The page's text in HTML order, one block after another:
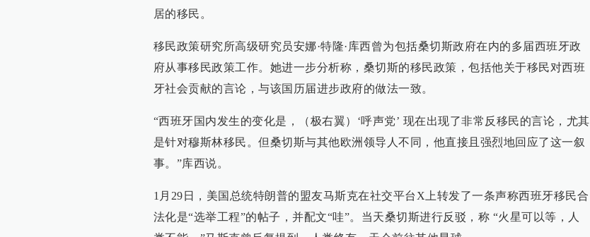
居的移民。
移民政策研究所高级研究员安娜·特隆·库西曾为包括桑切斯政府在内的多届西班牙政
府从事移民政策工作。她进一步分析称，桑切斯的移民政策，包括他关于移民对西班
牙社会贡献的言论，与该国历届进步政府的做法一致。
“西班牙国内发生的变化是，（极右翼）‘呼声党’ 现在出现了非常反移民的言论，尤其
是针对穆斯林移民。但桑切斯与其他欧洲领导人不同，他直接且强烈地回应了这一叙
事。”库西说。
1月29日，美国总统特朗普的盟友马斯克在社交平台X上转发了一条声称西班牙移民合
法化是“选举工程”的帖子，并配文“哇”。当天桑切斯进行反驳，称 “火星可以等，人